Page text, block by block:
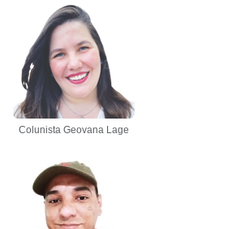
Colunista Geovana Lage